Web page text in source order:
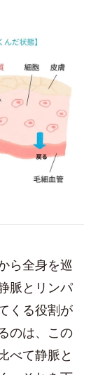
ら全身を巡
脈とリンパ
くる役割が
のは、この
べて静脈と